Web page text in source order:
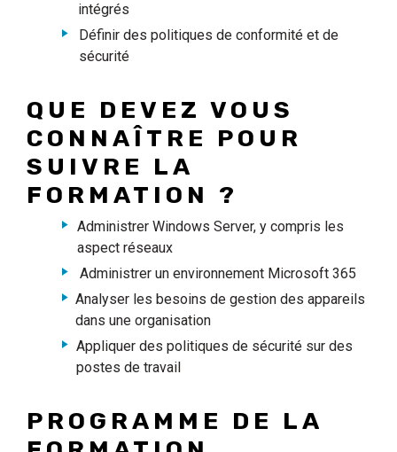
intégrés
Définir des politiques de conformité et de
sécurité
QUE DEVEZ VOUS
CONNAÎTRE POUR
SUIVRE LA
FORMATION ?
Administrer Windows Server, y compris les
aspect réseaux
Administrer un environnement Microsoft 365
Analyser les besoins de gestion des appareils
dans une organisation
Appliquer des politiques de sécurité sur des
postes de travail
PROGRAMME DE LA